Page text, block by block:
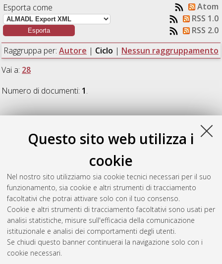
Questo sito web utilizza i
cookie
Nel nostro sito utilizziamo sia cookie tecnici necessari per il suo
funzionamento, sia cookie e altri strumenti di tracciamento
facoltativi che potrai attivare solo con il tuo consenso.
Cookie e altri strumenti di tracciamento facoltativi sono usati per
analisi statistiche, misure sull'efficacia della comunicazione
istituzionale e analisi dei comportamenti degli utenti.
Se chiudi questo banner continuerai la navigazione solo con i
cookie necessari.
Esporta come
Atom
RSS 1.0
RSS 2.0
Raggruppa per: Autore | Ciclo | Nessun raggruppamento
Vai a: 28
Numero di documenti: 1.
28
Ravera, Alessandra (2017)Papiri geografici greci: per una
, [Dissertation thesis], Alma Mater Studiorum
Università di Bologna. Dottorato di ricerca in
filologiche, storiche, 28 Ciclo. DOI
10.6092/unibo/amsdottorato/7846.
Questa lista e' stata generata ilSat Aug 8 20:34:30 2026
Atom